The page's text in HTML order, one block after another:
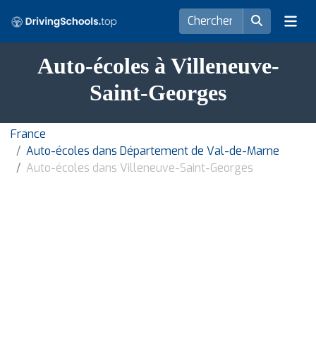
Auto-écoles à Villeneuve-
Saint-Georges
France
Auto-écoles dans Département de Val-de-Marne
Auto-écoles dans Villeneuve-Saint-Georges